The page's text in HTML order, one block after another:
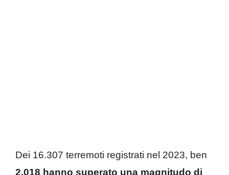
Dei 16.307 terremoti registrati nel 2023, ben
2.018 hanno superato una magnitudo di